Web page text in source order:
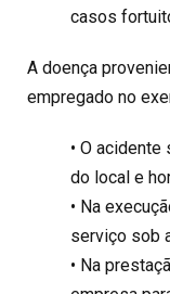
casos
A doença
empregado no
• O
do local e
• Na
serviço sob
• Na